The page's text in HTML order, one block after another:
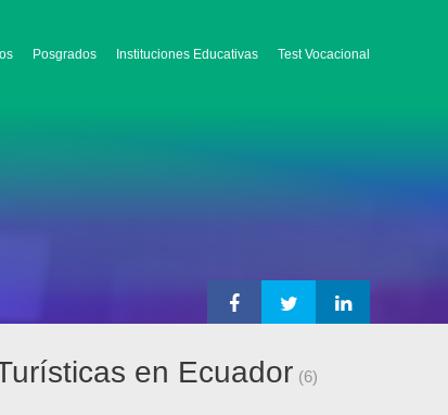
Posgrados Instituciones Educativas Test Vocacional
en Ecuador (6)